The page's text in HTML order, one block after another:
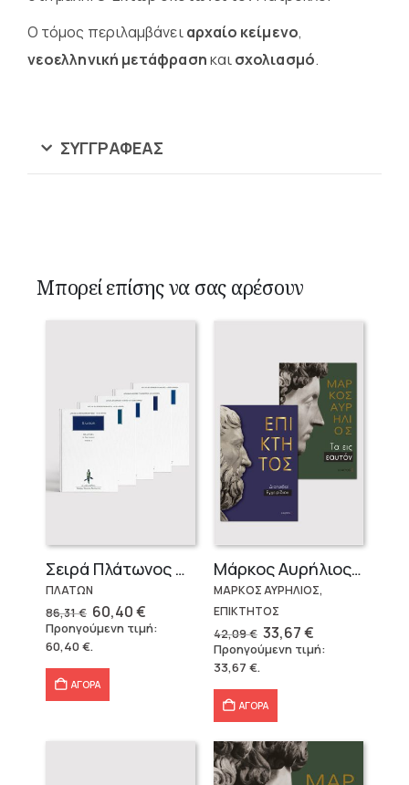
Ο τόμος περιλαμβάνειαρχαίο κείμενο,
νεοελληνική μετάφρασηκαισχολιασμό.
ΣΥΓΓΡΑΦΈΑΣ
Μπορεί επίσης να σας αρέσουν
Σειρά Πλάτωνος Πολιτεία
ΠΛΑΤΩΝ
86,31€ Original
price
was:
86,31 €.
60,40€Η
τρέχουσα
τιμή
Προηγούμενη τιμή:
60,40€.
ΑΓΟΡΑ
Μάρκος Αυρήλιος & Επίκτητος (Επίτομα)
ΜΑΡΚΟΣ ΑΥΡΗΛΙΟΣ,
ΕΠΙΚΤΗΤΟΣ
42,09€ Original
price
was:
33,67€Η
τρέχουσα
τιμή
Προηγούμενη τιμή:
33,67 €.
ΑΓΟΡΑ